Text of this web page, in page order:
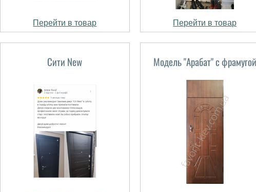
Перейти в товар Перейти в товар
Сити New Модель "Арабат" с фрамугой